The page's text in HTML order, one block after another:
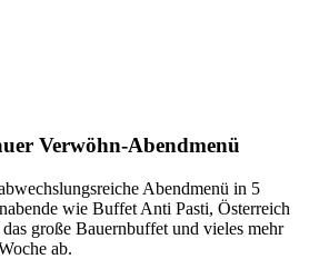
Verwöhn-Abendmenü
Abendmenü in 5
wie Buffet Anti Pasti, Österreich
große Bauernbuffet und vieles mehr
ab.